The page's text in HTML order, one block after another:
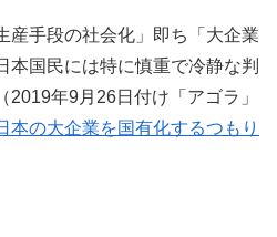
産手段の社会化」即ち「大企業
本国民には特に慎重で冷静な判
2019年9月26日付け「アゴラ」
本の大企業を国有化するつもり